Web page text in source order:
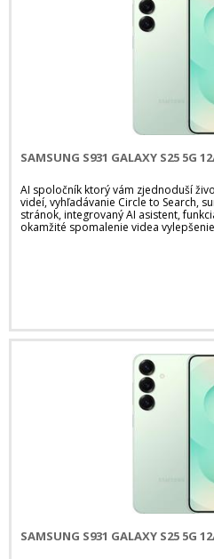
SAMSUNG S931 GALAXY S25 5G
AI spoločník ktorý vám zjednoduší
videí, vyhľadávanie Circle to Search,
stránok, integrovaný AI asistent,
okamžité spomalenie videa
SAMSUNG S931 GALAXY S25 5G